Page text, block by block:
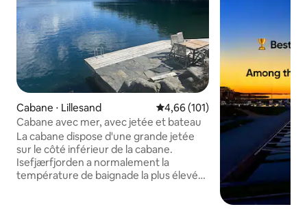
Cabane ⋅ Lillesand Évaluation moyenne sur la
4,66 (101)
Cabane avec mer, avec jetée et bateau
La cabane dispose d'une grande jetée
sur le côté inférieur de la cabane.
Isefjærfjorden a normalement la
température de baignade la plus élevée